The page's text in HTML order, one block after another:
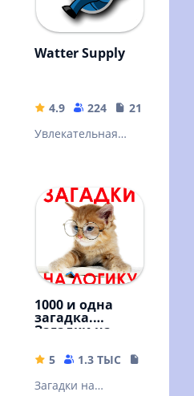
MB
Watter Supply
4.9 224
21.8 MB
Увлекательная
1000 и одна
загадка.
Загадки на
5 1.3 ТЫС
Загадки на